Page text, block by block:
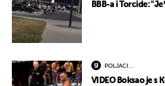
BBB-a i Torcide:
POLJACI...
VIDEO Boksao je s